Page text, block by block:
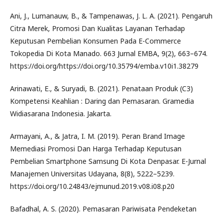
Ani, J., Lumanauw, B., & Tampenawas, J. L. A. (2021). Pengaruh
Citra Merek, Promosi Dan Kualitas Layanan Terhadap
Keputusan Pembelian Konsumen Pada E-Commerce
Tokopedia Di Kota Manado. 663 Jurnal EMBA, 9(2), 663–674.
https://doi.org/https://doi.org/10.35794/emba.v10i1.38279
Arinawati, E., & Suryadi, B. (2021). Penataan Produk (C3)
Kompetensi Keahlian : Daring dan Pemasaran. Gramedia
Widiasarana Indonesia. Jakarta.
Armayani, A., & Jatra, I. M. (2019). Peran Brand Image
Memediasi Promosi Dan Harga Terhadap Keputusan
Pembelian Smartphone Samsung Di Kota Denpasar. E-Jurnal
Manajemen Universitas Udayana, 8(8), 5222–5239.
https://doi.org/10.24843/ejmunud.2019.v08.i08.p20
Bafadhal, A. S. (2020). Pemasaran Pariwisata Pendeketan